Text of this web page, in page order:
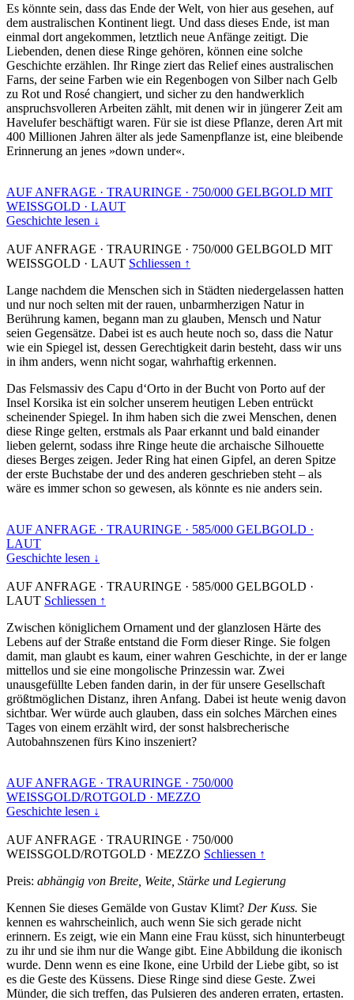
Es könnte sein, dass das Ende der Welt, von hier aus gesehen, auf
dem australischen Kontinent liegt. Und dass dieses Ende, ist man
einmal dort angekommen, letztlich neue Anfänge zeitigt. Die
Liebenden, denen diese Ringe gehören, können eine solche
Geschichte erzählen. Ihr Ringe ziert das Relief eines australischen
Farns, der seine Farben wie ein Regenbogen von Silber nach Gelb
zu Rot und Rosé changiert, und sicher zu den handwerklich
anspruchsvolleren Arbeiten zählt, mit denen wir in jüngerer Zeit am
Havelufer beschäftigt waren. Für sie ist diese Pflanze, deren Art mit
400 Millionen Jahren älter als jede Samenpflanze ist, eine bleibende
Erinnerung an jenes »down under«.
AUF ANFRAGE · TRAURINGE · 750/000 GELBGOLD MIT
WEISSGOLD · LAUT
Geschichte lesen ↓
AUF ANFRAGE · TRAURINGE · 750/000 GELBGOLD MIT
WEISSGOLD · LAUT Schliessen ↑
Lange nachdem die Menschen sich in Städten niedergelassen hatten
und nur noch selten mit der rauen, unbarmherzigen Natur in
Berührung kamen, begann man zu glauben, Mensch und Natur
seien Gegensätze. Dabei ist es auch heute noch so, dass die Natur
wie ein Spiegel ist, dessen Gerechtigkeit darin besteht, dass wir uns
in ihm anders, wenn nicht sogar, wahrhaftig erkennen.
Das Felsmassiv des Capu d‘Orto in der Bucht von Porto auf der
Insel Korsika ist ein solcher unserem heutigen Leben entrückt
scheinender Spiegel. In ihm haben sich die zwei Menschen, denen
diese Ringe gelten, erstmals als Paar erkannt und bald einander
lieben gelernt, sodass ihre Ringe heute die archaische Silhouette
dieses Berges zeigen. Jeder Ring hat einen Gipfel, an deren Spitze
der erste Buchstabe der und des anderen geschrieben steht – als
wäre es immer schon so gewesen, als könnte es nie anders sein.
AUF ANFRAGE · TRAURINGE · 585/000 GELBGOLD ·
LAUT
Geschichte lesen ↓
AUF ANFRAGE · TRAURINGE · 585/000 GELBGOLD ·
LAUT Schliessen ↑
Zwischen königlichem Ornament und der glanzlosen Härte des
Lebens auf der Straße entstand die Form dieser Ringe. Sie folgen
damit, man glaubt es kaum, einer wahren Geschichte, in der er lange
mittellos und sie eine mongolische Prinzessin war. Zwei
unausgefüllte Leben fanden darin, in der für unsere Gesellschaft
größtmöglichen Distanz, ihren Anfang. Dabei ist heute wenig davon
sichtbar. Wer würde auch glauben, dass ein solches Märchen eines
Tages von einem erzählt wird, der sonst halsbrecherische
Autobahnszenen fürs Kino inszeniert?
AUF ANFRAGE · TRAURINGE · 750/000
WEISSGOLD/ROTGOLD · MEZZO
Geschichte lesen ↓
AUF ANFRAGE · TRAURINGE · 750/000
WEISSGOLD/ROTGOLD · MEZZO Schliessen ↑
Preis: abhängig von Breite, Weite, Stärke und Legierung
Kennen Sie dieses Gemälde von Gustav Klimt? Der Kuss. Sie
kennen es wahrscheinlich, auch wenn Sie sich gerade nicht
erinnern. Es zeigt, wie ein Mann eine Frau küsst, sich hinunterbeugt
zu ihr und sie ihm nur die Wange gibt. Eine Abbildung die ikonisch
wurde. Denn wenn es eine Ikone, eine Urbild der Liebe gibt, so ist
es die Geste des Küssens. Diese Ringe sind diese Geste. Zwei
Münder, die sich treffen, das Pulsieren des anderen erraten, ertasten.